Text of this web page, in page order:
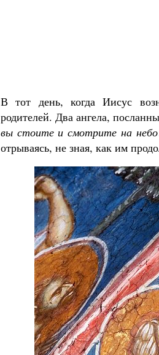
В тот день, когда Иисус
родителей. Два ангела,
вы стоите и смотрите на
отрываясь, не зная, как им